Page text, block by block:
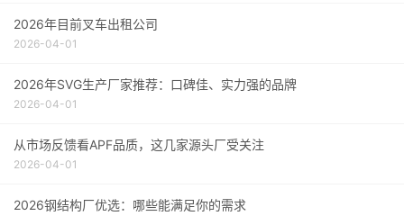
2026年目前叉车出租公司
2026-04-01
2026年SVG生产厂家推荐：口碑佳、实力强的品牌
2026-04-01
从市场反馈看APF品质，这几家源头厂受关注
2026-04-01
2026钢结构厂优选：哪些能满足你的需求